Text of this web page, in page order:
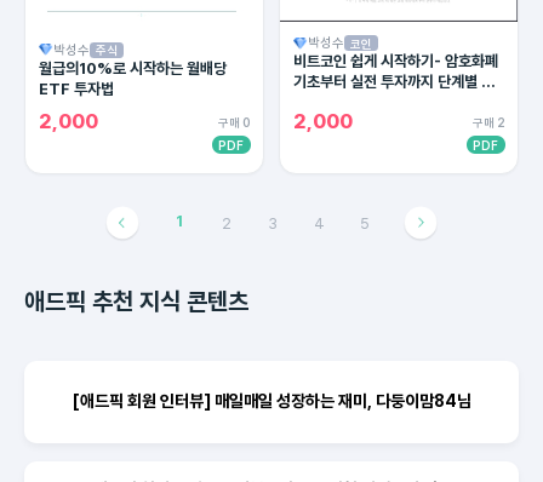
박성수 주식
월급의10%로 시작하는 월배당
ETF 투자법
2,000
구매 0
PDF
박성수 코인
비트코인 쉽게 시작하기- 암호화폐
기초부터 실전 투자까지 단계별 완
2,000
구매 2
PDF
1 2 3 4 5
애드픽 추천 지식 콘텐츠
[애드픽 회원 인터뷰] 매일매일 성장하는 재미, 다둥이맘84님